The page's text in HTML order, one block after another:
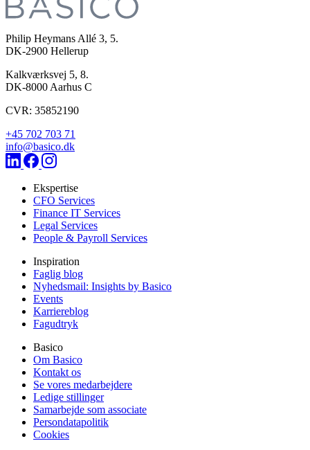
Philip Heymans Allé 3, 5.
DK-2900 Hellerup
Kalkværksvej 5, 8.
DK-8000 Aarhus C
CVR: 35852190
+45 702 703 71
info@basico.dk
Ekspertise
CFO Services
Finance IT Services
Legal Services
People & Payroll Services
Inspiration
Faglig blog
Nyhedsmail: Insights by Basico
Events
Karriereblog
Fagudtryk
Basico
Om Basico
Kontakt os
Se vores medarbejdere
Ledige stillinger
Samarbejde som associate
Persondatapolitik
Cookies